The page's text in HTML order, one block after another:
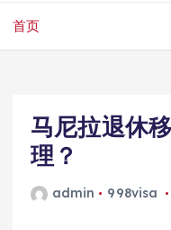
首页
马尼拉退休
理？
admin 998visa